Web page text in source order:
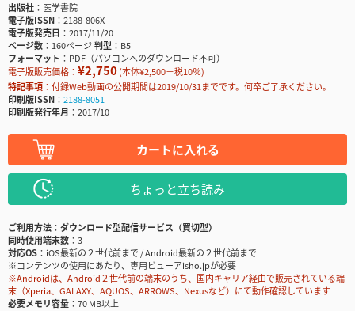
出版社
医学書院
電子版ISSN
2188-806X
電子版発売日
2017/11/20
ページ数
160ページ判型
B5
フォーマット
PDF（パソコンへのダウンロード不可）
電子版販売価格： ¥2,750(本体¥2,500＋税10％)
特記事項
付録Web動画の公開期間は2019/10/31までです。何卒ご了承ください。
印刷版ISSN
2188-8051
印刷版発行年月
2017/10
カートに入れる
ちょっと立ち読み
ご利用方法
ダウンロード型配信サービス（買切型）
同時使用端末数
3
対応OS
iOS最新の２世代前まで / Android最新の２世代前まで
※コンテンツの使用にあたり、専用ビューアisho.jpが必要
※Androidは、Android２世代前の端末のうち、国内キャリア経由で販売されている端
末（Xperia、GALAXY、AQUOS、ARROWS、Nexusなど）にて動作確認しています
必要メモリ容量
70 MB以上